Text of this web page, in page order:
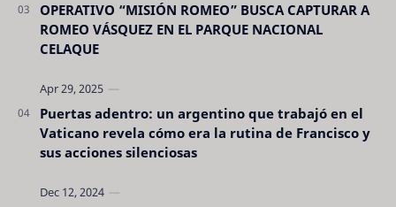
OPERATIVO “MISIÓN ROMEO” BUSCA CAPTURAR A
ROMEO VÁSQUEZ EN EL PARQUE NACIONAL
CELAQUE
Puertas adentro: un argentino que trabajó en el
Vaticano revela cómo era la rutina de Francisco y
sus acciones silenciosas